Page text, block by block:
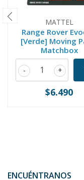
MATTEL
Range Rover
[Verde] Moving
Matchbox
+
-
$6.490
ENCUÉNTRANOS